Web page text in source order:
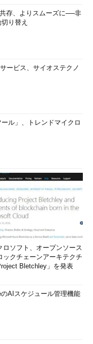
存、よりスムーズに──非
り替え
ービス、サイオステクノ
ール」、トレンドマイクロ
ロソフト、オープンソース
ックチェーンアーキテクチ
Bletchley」を発表
AIスケジュール管理機能